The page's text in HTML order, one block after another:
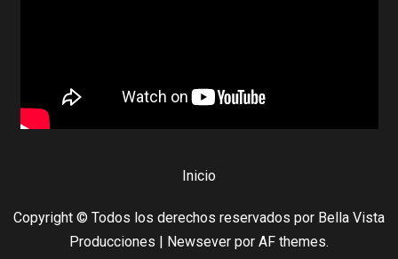
Inicio
Copyright © Todos los derechos reservados por Bella Vista
Producciones
Newsever por AF themes.